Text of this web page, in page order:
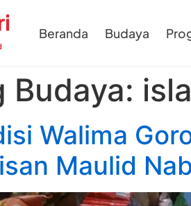
Beranda Budaya
Budaya:
Walima
Maulid